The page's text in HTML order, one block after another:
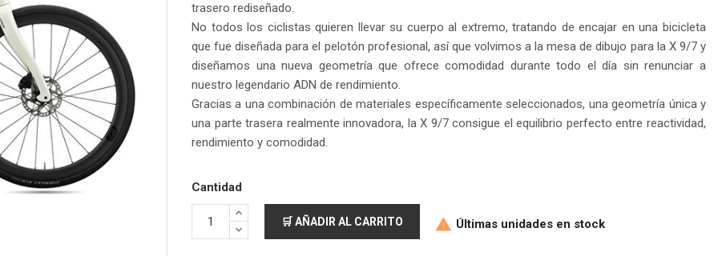
trasero rediseñado.
No todos los ciclistas quieren llevar su cuerpo al extremo, tratando de encajar en una bicicleta
que fue diseñada para el pelotón profesional, así que volvimos a la mesa de dibujo para la X 9/7 y
diseñamos una nueva geometría que ofrece comodidad durante todo el día sin renunciar a
nuestro legendario ADN de rendimiento.
Gracias a una combinación de materiales específicamente seleccionados, una geometría única y
una parte trasera realmente innovadora, la X 9/7 consigue el equilibrio perfecto entre reactividad,
rendimiento y comodidad.
Cantidad
🛒 AÑADIR AL CARRITO  Últimas unidades en stock